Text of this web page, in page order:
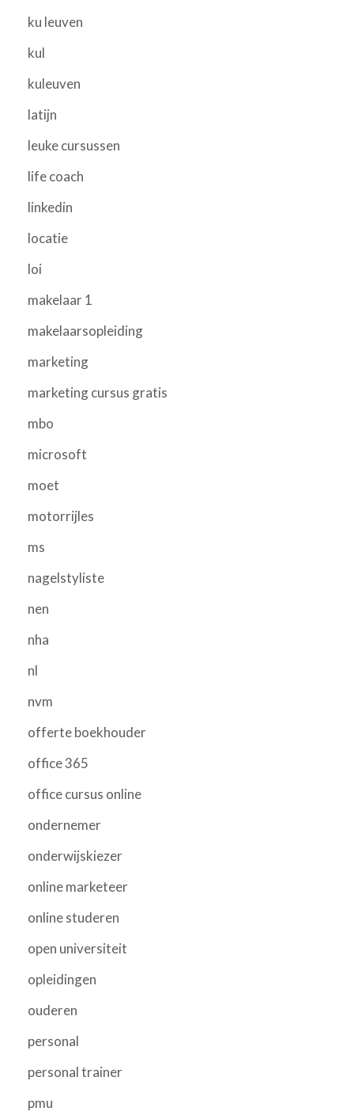
ku leuven
kul
kuleuven
latijn
leuke cursussen
life coach
linkedin
locatie
loi
makelaar 1
makelaarsopleiding
marketing
marketing cursus gratis
mbo
microsoft
moet
motorrijles
ms
nagelstyliste
nen
nha
nl
nvm
offerte boekhouder
office 365
office cursus online
ondernemer
onderwijskiezer
online marketeer
online studeren
open universiteit
opleidingen
ouderen
personal
personal trainer
pmu